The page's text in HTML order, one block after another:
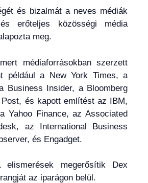
és bizalmát a neves médiák
erőteljes közösségi média
meg.
médiaforrásokban szerzett
például a New York Times, a
Business Insider, a Bloomberg
és kapott említést az IBM,
Yahoo Finance, az Associated
az International Business
és Engadget.
megerősítik Dex
az iparágon belül.